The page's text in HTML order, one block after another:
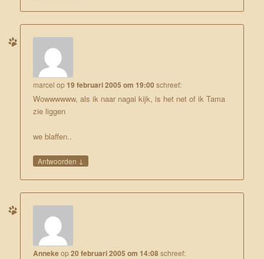
marcel op 19 februari 2005 om 19:00 schreef:
Wowwwwww, als ik naar nagai kijk, is het net of ik Tama
zie liggen
we blaffen..
Antwoorden ↓
Annekeop20 februari 2005 om 14:08schreef: